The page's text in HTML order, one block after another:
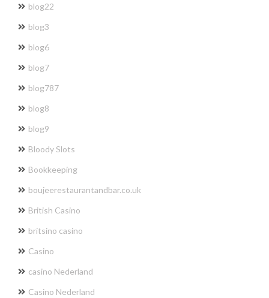
blog22
blog3
blog6
blog7
blog787
blog8
blog9
Bloody Slots
Bookkeeping
boujeerestaurantandbar.co.uk
British Casino
britsino casino
Casino
casino Nederland
Casino Nederland